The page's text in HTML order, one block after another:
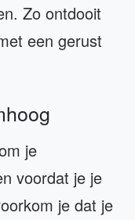
Zo ontdooit
een gerust
je
voordat je je
je dat je